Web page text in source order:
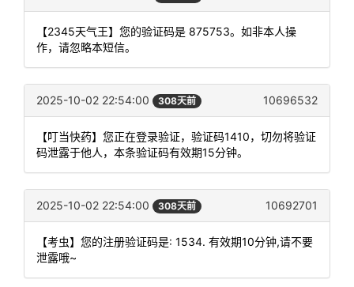
【2345天气王】您的验证码是 875753。如非本人操
作，请忽略本短信。
2025-10-02 22:54:00 308天前 10696532
【叮当快药】您正在登录验证，验证码1410，切勿将验证
码泄露于他人，本条验证码有效期15分钟。
2025-10-02 22:54:00 308天前 10692701
【考虫】您的注册验证码是: 1534. 有效期10分钟,请不要
泄露哦~